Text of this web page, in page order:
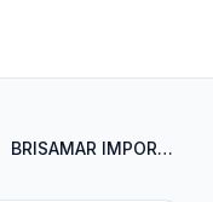
BRISAMAR IMPORTACIONES Y REPRE...